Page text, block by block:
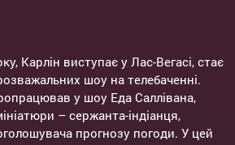
Карлін виступає у Лас-Вегасі, стає
шоу на телебаченні.
у шоу Еда Саллівана,
– сержанта-індіанця,
прогнозу погоди. У цей